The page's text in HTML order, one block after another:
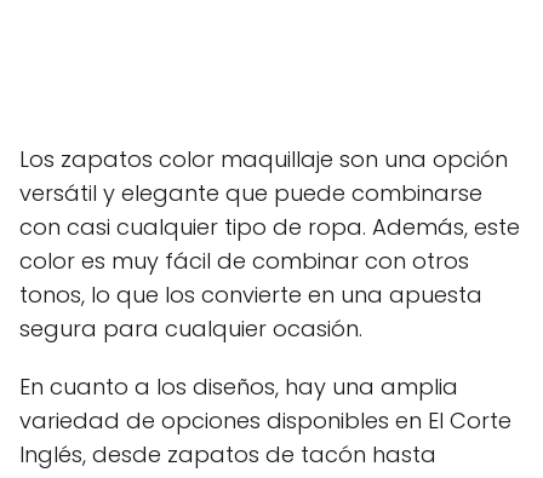
Los zapatos color maquillaje son una opción
versátil y elegante que puede combinarse
con casi cualquier tipo de ropa. Además, este
color es muy fácil de combinar con otros
tonos, lo que los convierte en una apuesta
segura para cualquier ocasión.
En cuanto a los diseños, hay una amplia
variedad de opciones disponibles en El Corte
Inglés, desde zapatos de tacón hasta